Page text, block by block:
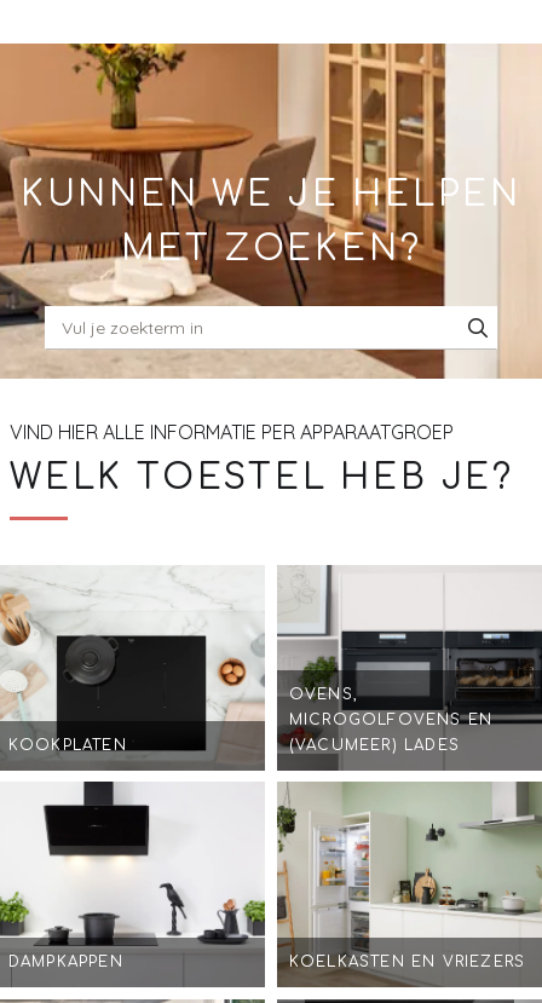
to
KUNNEN WE JE HELPEN
MET ZOEKEN?
VIND HIER ALLE INFORMATIE PER APPARAATGROEP
WELK TOESTEL HEB JE?
KOOKPLATEN
OVENS,
MICROGOLFOVENS EN
(VACUMEER) LADES
DAMPKAPPEN KOELKASTEN EN VRIEZERS